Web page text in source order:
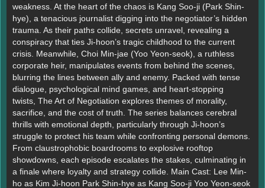
weakness. At the heart of the chaos is Kang Soo-ji (Park Shin-
hye), a tenacious journalist digging into the negotiator’s hidden
trauma. As their paths collide, secrets unravel, revealing a
conspiracy that ties Ji-hoon’s tragic childhood to the current
crisis. Meanwhile, Choi Min-jae (Yoo Yeon-seok), a ruthless
corporate heir, manipulates events from behind the scenes,
blurring the lines between ally and enemy. Packed with tense
dialogue, psychological mind games, and heart-stopping
twists, The Art of Negotiation explores themes of morality,
sacrifice, and the cost of truth. The series balances cerebral
thrills with emotional depth, particularly through Ji-hoon’s
struggle to protect his team while confronting personal demons.
From claustrophobic boardrooms to explosive rooftop
showdowns, each episode escalates the stakes, culminating in
a finale where loyalty and strategy collide. Main Cast: Lee Min-
ho as Kim Ji-hoon Park Shin-hye as Kang Soo-ji Yoo Yeon-seok